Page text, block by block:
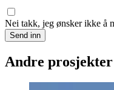
Nei takk, jeg ønsker ikke å
Send inn
Andre